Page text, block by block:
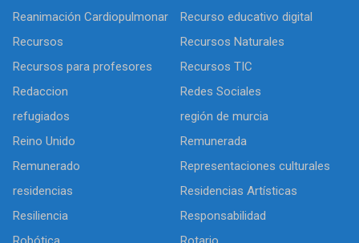
Reanimación Cardiopulmonar
Recurso educativo digital
Recursos
Recursos Naturales
Recursos para profesores
Recursos TIC
Redaccion
Redes Sociales
refugiados
región de murcia
Reino Unido
Remunerada
Remunerado
Representaciones culturales
residencias
Residencias Artísticas
Resiliencia
Responsabilidad